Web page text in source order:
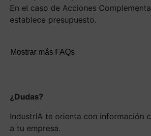
En el caso de Acciones
establece presupuesto.
Mostrar más FAQs
¿Dudas?
IndustrIA te orienta con información
a tu empresa.